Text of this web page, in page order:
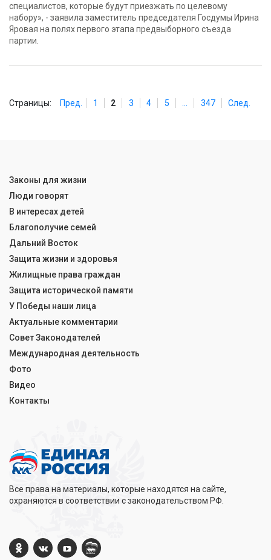
специалистов, которые будут приезжать по целевому
набору», - заявила заместитель председателя Госдумы Ирина
Яровая на полях первого этапа предвыборного съезда
партии.
Страницы: Пред. 1 2 3 4 5 347 След.
Все права на материалы, которые находятся на сайте,
охраняются в соответствии с законодательством РФ.
Законы для жизни
Люди говорят
В интересах детей
Благополучие семей
Дальний Восток
Защита жизни и здоровья
Жилищные права граждан
Защита исторической памяти
У Победы наши лица
Актуальные комментарии
Совет Законодателей
Международная деятельность
Фото
Видео
Контакты